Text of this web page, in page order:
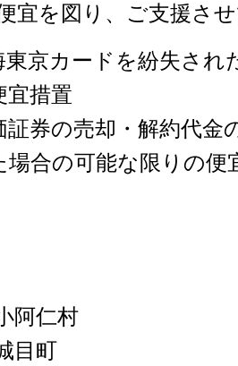
宜を図り、ご支援さ
東京カードを紛失され
宜措置
証券の売却・解約代金
場合の可能な限りの便
阿仁村
目町